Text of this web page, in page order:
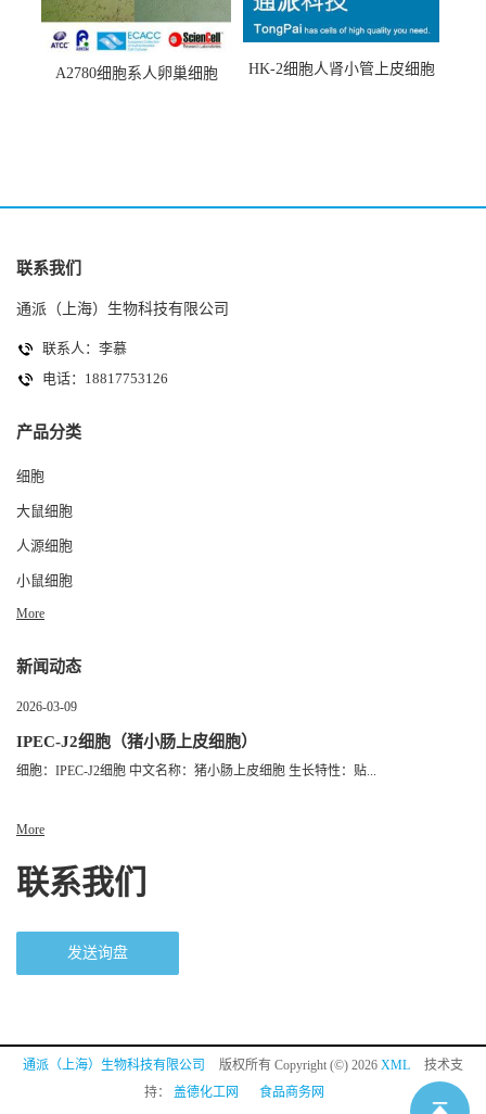
A2780细胞系人卵巢细胞
HK-2细胞人肾小管上皮细胞
联系我们
通派（上海）生物科技有限公司
联系人：李慕
电话：18817753126
产品分类
细胞
大鼠细胞
人源细胞
小鼠细胞
More
新闻动态
2026-03-09
IPEC-J2细胞（猪小肠上皮细胞）
细胞：IPEC-J2细胞 中文名称：猪小肠上皮细胞 生长特性：贴...
More
联系我们
发送询盘
通派（上海）生物科技有限公司 版权所有 Copyright (©) 2026 XML
技术支
持： 盖德化工网 食品商务网